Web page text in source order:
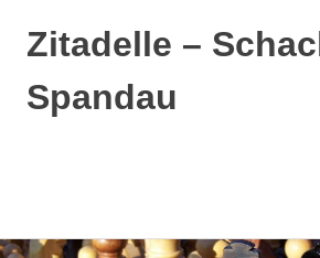
Zum
Zitadelle –
Spandau